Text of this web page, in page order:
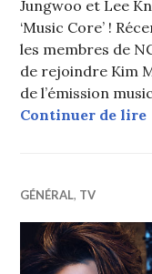
Jungwoo et Lee
‘Music Core’ !
les membres de
de rejoindre Kim
de l’émission
Continuer de lire
GÉNÉRAL, TV